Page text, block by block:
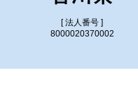
[ 法人番号 ]
8000020370002